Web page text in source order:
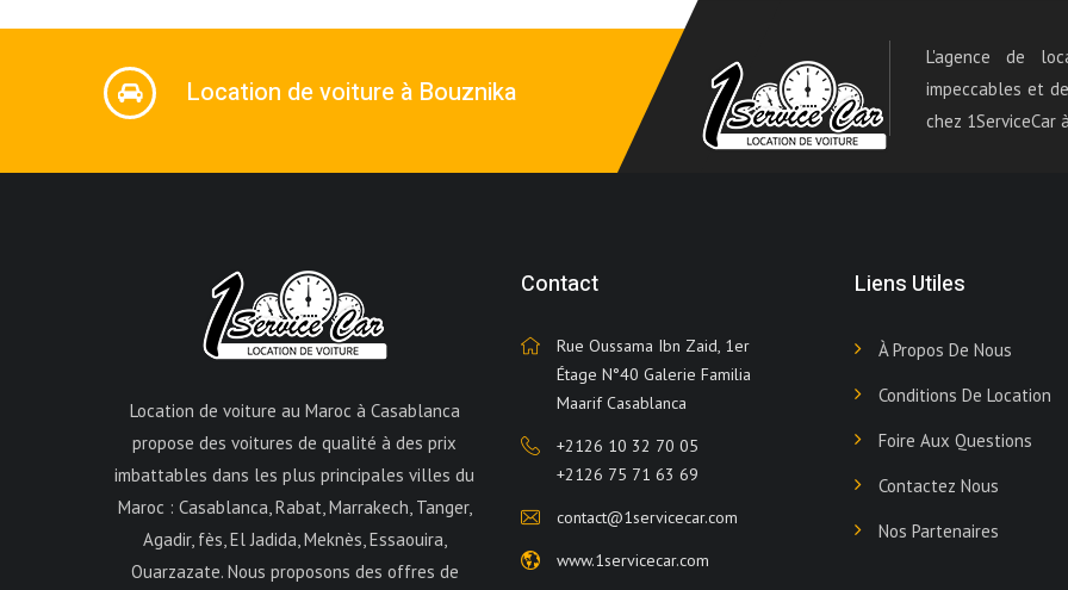
Location de voiture à Bouznika
L'agence de
impeccables et
chez 1ServiceCar
Location de voiture au Maroc à Casablanca
propose des voitures de qualité à des prix
imbattables dans les plus principales villes du
Maroc : Casablanca, Rabat, Marrakech, Tanger,
Agadir, fès, El Jadida, Meknès, Essaouira,
Ouarzazate. Nous proposons des offres de
Contact
Rue Oussama Ibn Zaid, 1er
Étage N°40 Galerie Familia
Maarif Casablanca
+2126 10 32 70 05
+2126 75 71 63 69
contact@1servicecar.com
www.1servicecar.com
Liens Utiles
À Propos De Nous
Conditions De Location
Foire Aux Questions
Contactez Nous
Nos Partenaires